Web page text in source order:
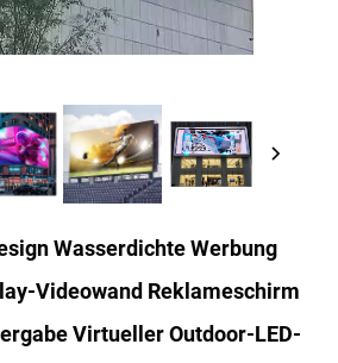
Wasserdichte Werbung
Videowand Reklameschirm
Virtueller Outdoor-LED-